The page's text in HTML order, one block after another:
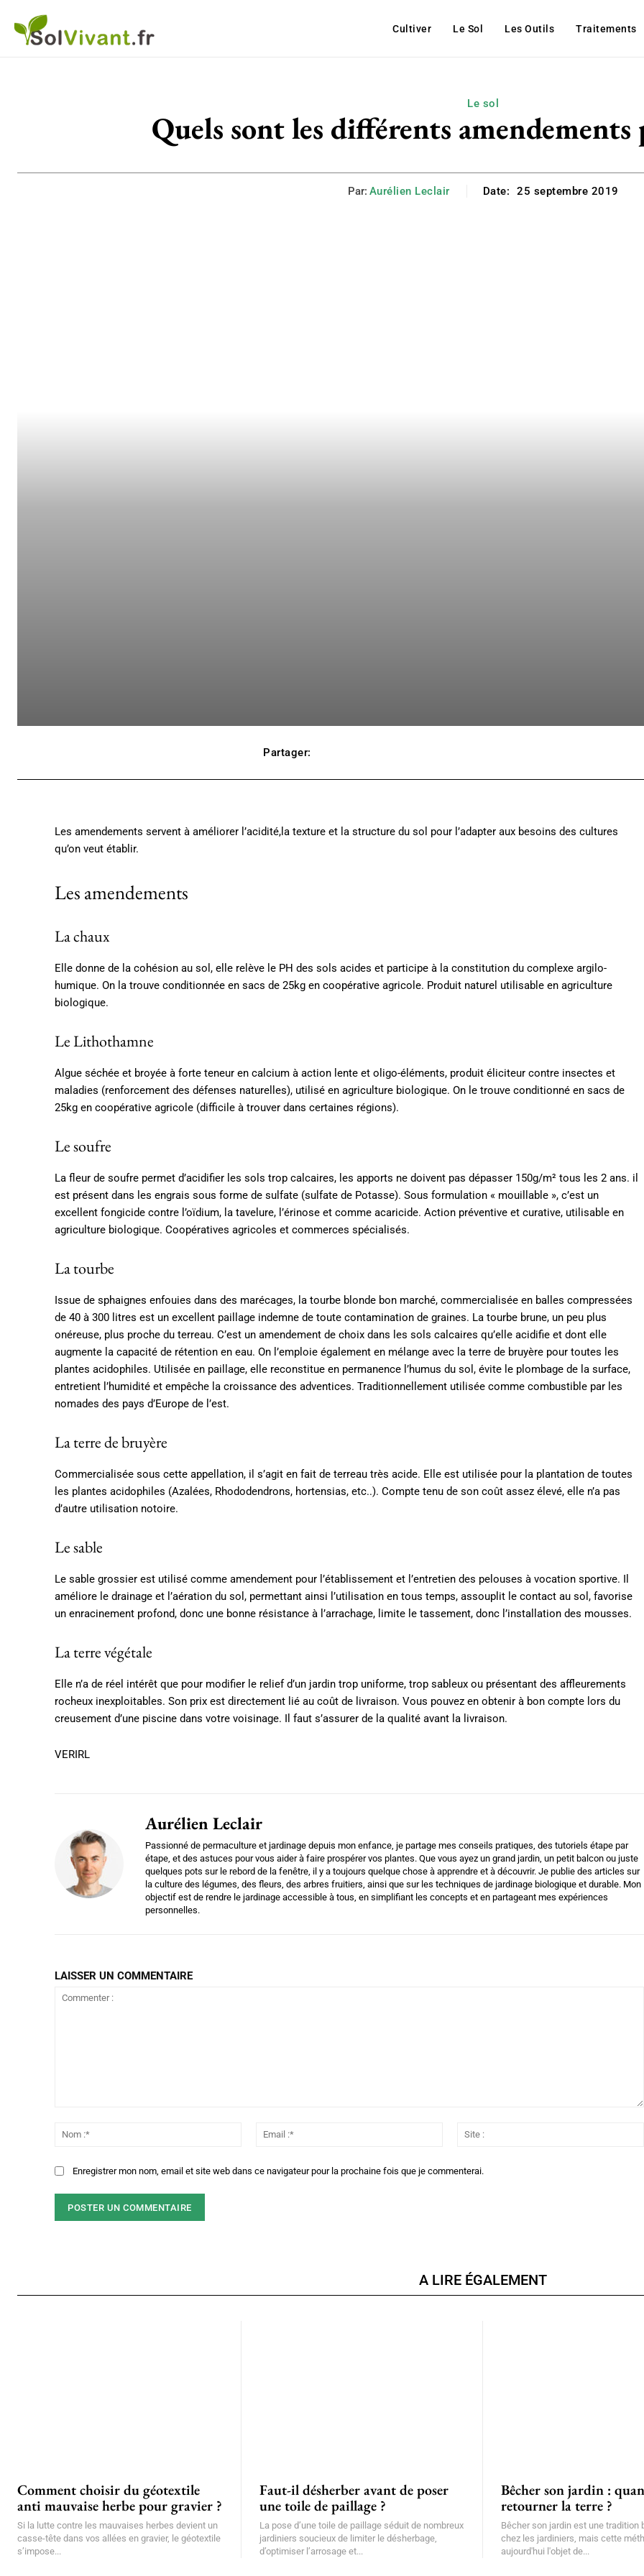
Cultiver Le Sol Les Outils Traitements
Le sol
Quels sont les différents
Par: Aurélien Leclair Date: 25 septembre 2019
Partager:
Les amendements servent à améliorer l’acidité,la texture et la structure du sol pour l’adapter aux besoins des cultures
qu’on veut établir.
Les amendements
La chaux
Elle donne de la cohésion au sol, elle relève le PH des sols acides et participe à la constitution du complexe argilo-
humique. On la trouve conditionnée en sacs de 25kg en coopérative agricole. Produit naturel utilisable en agriculture
biologique.
Le Lithothamne
Algue séchée et broyée à forte teneur en calcium à action lente et oligo-éléments, produit éliciteur contre insectes et
maladies (renforcement des défenses naturelles), utilisé en agriculture biologique. On le trouve conditionné en sacs de
25kg en coopérative agricole (difficile à trouver dans certaines régions).
Le soufre
La fleur de soufre permet d’acidifier les sols trop calcaires, les apports ne doivent pas dépasser 150g/m² tous les 2 ans. il
est présent dans les engrais sous forme de sulfate (sulfate de Potasse). Sous formulation « mouillable », c’est un
excellent fongicide contre l’oïdium, la tavelure, l’érinose et comme acaricide. Action préventive et curative, utilisable en
agriculture biologique. Coopératives agricoles et commerces spécialisés.
La tourbe
Issue de sphaignes enfouies dans des marécages, la tourbe blonde bon marché, commercialisée en balles compressées
de 40 à 300 litres est un excellent paillage indemne de toute contamination de graines. La tourbe brune, un peu plus
onéreuse, plus proche du terreau. C’est un amendement de choix dans les sols calcaires qu’elle acidifie et dont elle
augmente la capacité de rétention en eau. On l’emploie également en mélange avec la terre de bruyère pour toutes les
plantes acidophiles. Utilisée en paillage, elle reconstitue en permanence l’humus du sol, évite le plombage de la surface,
entretient l’humidité et empêche la croissance des adventices. Traditionnellement utilisée comme combustible par les
nomades des pays d’Europe de l’est.
La terre de bruyère
Commercialisée sous cette appellation, il s’agit en fait de terreau très acide. Elle est utilisée pour la plantation de toutes
les plantes acidophiles (Azalées, Rhododendrons, hortensias, etc..). Compte tenu de son coût assez élevé, elle n’a pas
d’autre utilisation notoire.
Le sable
Le sable grossier est utilisé comme amendement pour l’établissement et l’entretien des pelouses à vocation sportive. Il
améliore le drainage et l’aération du sol, permettant ainsi l’utilisation en tous temps, assouplit le contact au sol, favorise
un enracinement profond, donc une bonne résistance à l’arrachage, limite le tassement, donc l’installation des mousses.
La terre végétale
Elle n’a de réel intérêt que pour modifier le relief d’un jardin trop uniforme, trop sableux ou présentant des affleurements
rocheux inexploitables. Son prix est directement lié au coût de livraison. Vous pouvez en obtenir à bon compte lors du
creusement d’une piscine dans votre voisinage. Il faut s’assurer de la qualité avant la livraison.
VERIRL
Aurélien Leclair
Passionné de permaculture et jardinage depuis mon enfance, je partage mes conseils pratiques, des tutoriels étape par
étape, et des astuces pour vous aider à faire prospérer vos plantes. Que vous ayez un grand jardin, un petit balcon ou juste
quelques pots sur le rebord de la fenêtre, il y a toujours quelque chose à apprendre et à découvrir. Je publie des articles sur
la culture des légumes, des fleurs, des arbres fruitiers, ainsi que sur les techniques de jardinage biologique et durable. Mon
objectif est de rendre le jardinage accessible à tous, en simplifiant les concepts et en partageant mes expériences
personnelles.
LAISSER UN COMMENTAIRE
Email
Enregistrer mon nom, email et site web dans ce navigateur pour la prochaine fois que je commenterai.
A LIRE ÉGALEMENT
Comment choisir du géotextile
anti mauvaise herbe pour gravier ?
Si la lutte contre les mauvaises herbes devient un
casse-tête dans vos allées en gravier, le géotextile
s’impose...
Faut-il désherber avant de poser
une toile de paillage ?
La pose d’une toile de paillage séduit de nombreux
jardiniers soucieux de limiter le désherbage,
d’optimiser l’arrosage et...
Bêcher son jardin :
retourner la terre ?
Bêcher son jardin est une tradition
chez les jardiniers, mais cette
aujourd'hui l'objet de...